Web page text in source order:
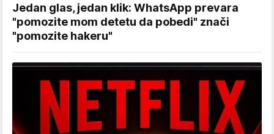
Jedan glas, jedan klik: WhatsApp prevara
"pomozite mom detetu da pobedi" znači
"pomozite hakeru"